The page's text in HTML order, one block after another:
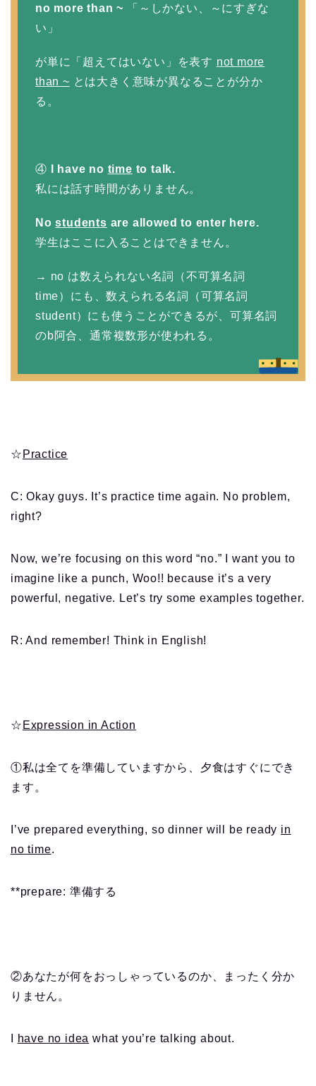
no more than ~ 「～しかない、～にすぎな
い」
が単に「超えてはいない」を表す not more
than ~ とは大きく意味が異なることが分か
る。
④ I have no time to talk.
私には話す時間がありません。
Nostudents are allowed to enter here.
学生はここに入ることはできません。
→ no は数えられない名詞（不可算名詞
time）にも、数えられる名詞（可算名詞
student）にも使うことができるが、可算名詞
のb阿合、通常複数形が使われる。
☆ Practice
C: Okay guys. It’s practice time again. No problem,
right?
Now, we’re focusing on this word “no.” I want you to
imagine like a punch, Woo!! because it’s a very
powerful, negative. Let’s try some examples together.
R: And remember! Think in English!
☆ Expression in Action
①私は全てを準備していますから、夕食はすぐにでき
ます。
I’ve prepared everything, so dinner will be ready in
no time.
**prepare: 準備する
②あなたが何をおっしゃっているのか、まったく分か
りません。
have no idea what you’re talking about.